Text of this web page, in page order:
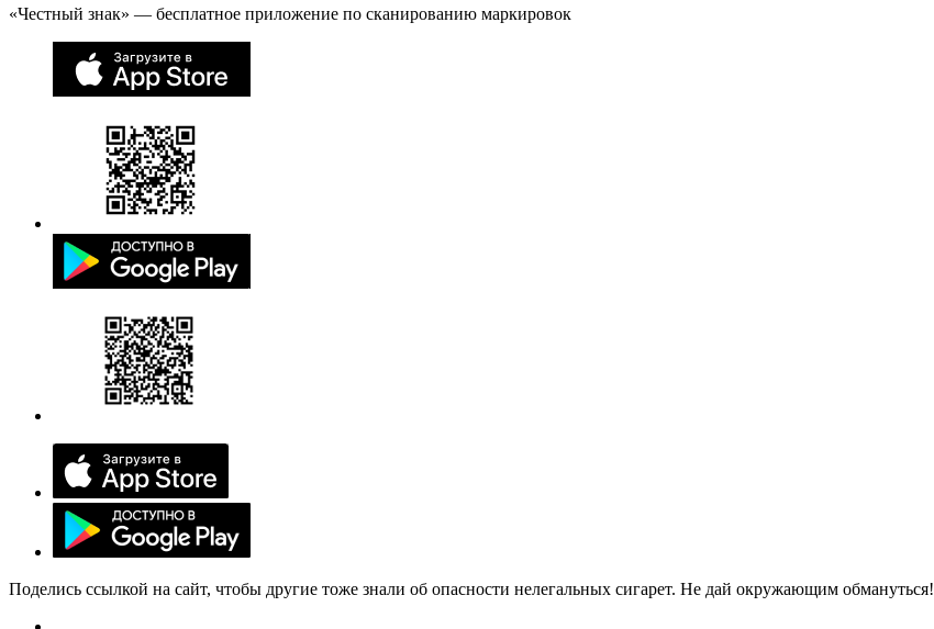
«Честный знак» — бесплатное приложение по сканированию маркировок
Поделись ссылкой на сайт, чтобы другие тоже знали об опасности нелегальных сигарет. Не дай окружающим обмануться!